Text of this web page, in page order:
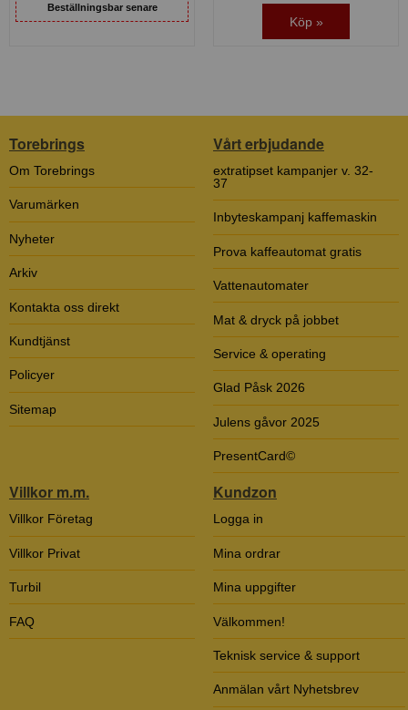
Beställningsbar senare
Köp »
Torebrings
Om Torebrings
Varumärken
Nyheter
Arkiv
Kontakta oss direkt
Kundtjänst
Policyer
Sitemap
Vårt erbjudande
extratipset kampanjer v. 32-
37
Inbyteskampanj kaffemaskin
Prova kaffeautomat gratis
Vattenautomater
Mat & dryck på jobbet
Service & operating
Glad Påsk 2026
Julens gåvor 2025
PresentCard©
Villkor m.m.
Villkor Företag
Villkor Privat
Turbil
FAQ
Kundzon
Logga in
Mina ordrar
Mina uppgifter
Välkommen!
Teknisk service & support
Anmälan vårt Nyhetsbrev